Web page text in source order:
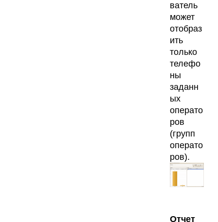
ватель
может
отобраз
ить
только
телефо
ны
заданн
ых
операто
ров
(групп
операто
ров).
Отчет